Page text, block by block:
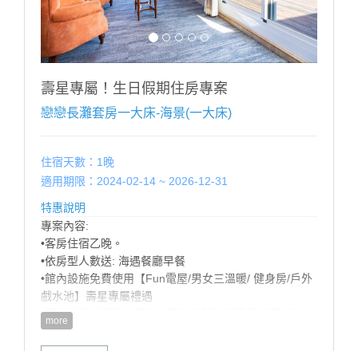
■12歲以上；每位每晚加收 $1000。
※ 增加床墊帳篷（2選1）含寢具（須依現場房況）每個
每晚加收$500。
※ 如超出房型住宿人數，請提前告知，並依現場規定加
收加人費用。
100CM以下 酌收清潔費$50 嬰幼兒：80cm以下免費
壽星專屬！生日假期住房專案
戀戀長灘套房一大床-海景(一大床)
住宿天數：1晚
適用期限：2024-02-14 ~ 2026-12-31
特惠說明
專案內容:
•客房住宿乙晚。
•依房型人數送: 海遇餐廳早餐
•館內設施免費使用【Fun電屋/男女三溫暖/ 健身房/戶外
戲水池】壽星專屬禮遇
•預定房型『愛情海客房』享有升等海景客房優惠 (需依
當日房況，官網山/海景同價，數量有限，先訂先贏!)
more